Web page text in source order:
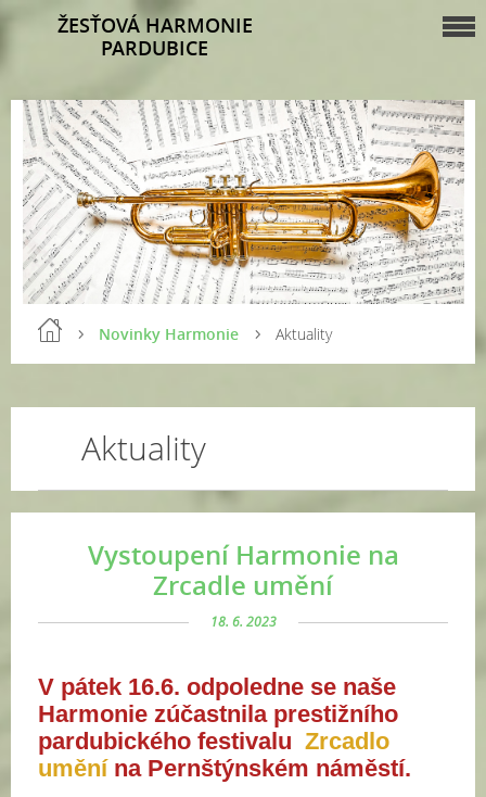
ŽESŤOVÁ HARMONIE
PARDUBICE
Novinky Harmonie Aktuality
Aktuality
Vystoupení Harmonie na
Zrcadle umění
18. 6. 2023
V pátek 16.6. odpoledne se naše
Harmonie zúčastnila prestižního
pardubického festivalu Zrcadlo
uměnína Pernštýnském náměstí.